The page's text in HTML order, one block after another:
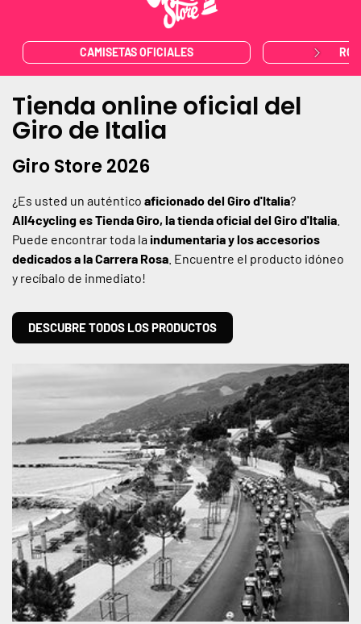
CAMISETAS OFICIALES
Tienda online oficial del
Giro de Italia
Giro Store 2026
¿Es usted un auténtico aficionado del Giro d'Italia?
All4cycling es Tienda Giro, la tienda oficial del Giro d'Italia
Puede encontrar toda la indumentaria y los accesorios
dedicados a la Carrera Rosa . Encuentre el producto idóneo
y recíbalo de inmediato!
DESCUBRE TODOS LOS PRODUCTOS